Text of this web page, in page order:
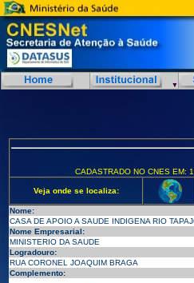
CADASTRADO NO CNES EM:
Veja onde se localiza:
Nome:
CASA DE APOIO A SAUDE INDIGENA RIO
Nome Empresarial:
MINISTERIO DA SAUDE
Logradouro:
RUA CORONEL JOAQUIM BRAGA
Complemento: